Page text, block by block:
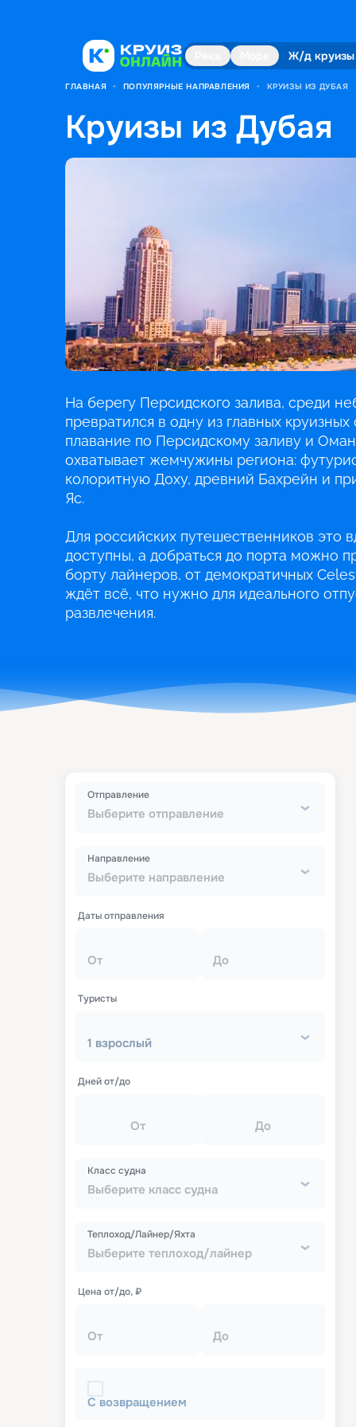
Ж/д круизы
ГЛАВНАЯ • ПОПУЛЯРНЫЕ НАПРАВЛЕНИЯ • КРУИЗЫ ИЗ ДУБАЯ
Круизы из Дубая
На берегу Персидского залива, среди
превратился в одну из главных
плавание по Персидскому заливу и
охватывает жемчужины региона:
колоритную Доху, древний Бахрейн и
Яс.
Для российских путешественников это
доступны, а добраться до порта можно
борту лайнеров, от демократичных
ждёт всё, что нужно для идеального
развлечения.
Выберите отправление
Отправление
Выберите направление
Направление
Даты отправления
От До
Туристы
1 взрослый
Дней от/до
От До
Выберите класс судна
Класс судна
Выберите теплоход/лайнер
Теплоход/Лайнер/Яхта
Цена от/до, ₽
От До
С возвращением